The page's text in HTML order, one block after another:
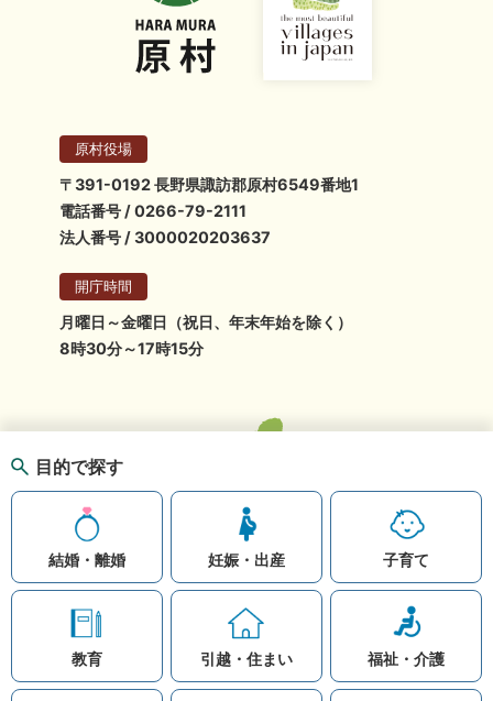
目的で探す
結婚・離婚 妊娠・出産 子育て
教育 引越・住まい 福祉・介護
原村役場
〒391-0192 長野県諏訪郡原村6549番地1
電話番号 / 0266-79-2111
法人番号 / 3000020203637
開庁時間
月曜日～金曜日（祝日、年末年始を除く）
8時30分～17時15分